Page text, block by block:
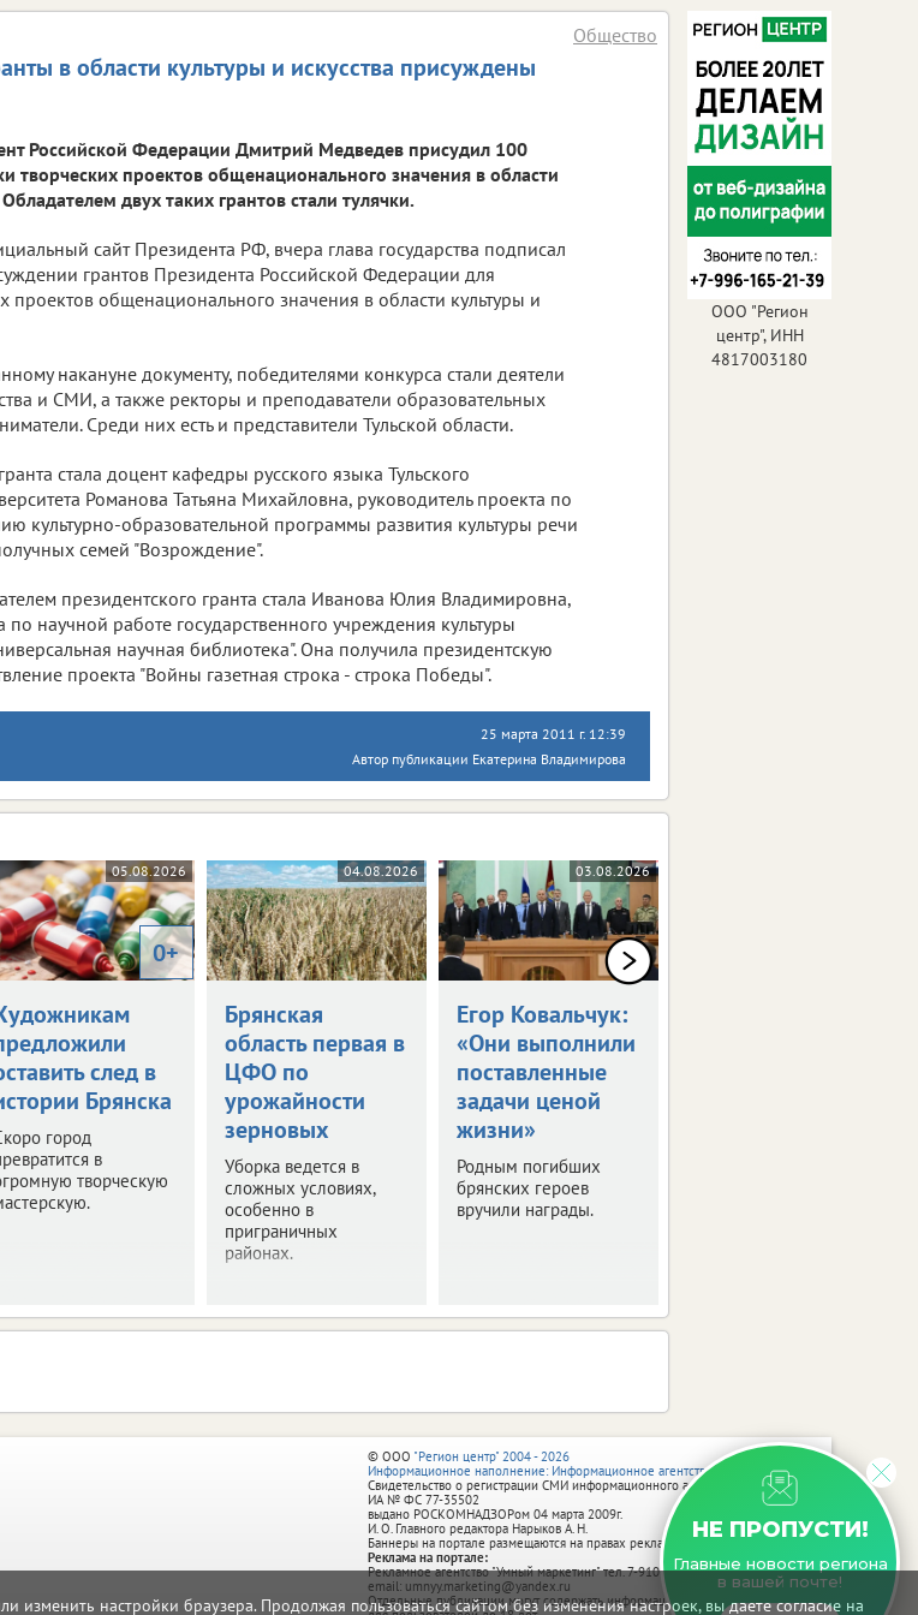
изменить настройки браузера. Продолжая пользоваться сайтом без изменения настроек, вы даете согласие на
в области культуры и искусства присуждены
Общество
Российской Федерации Дмитрий Медведев присудил 100
творческих проектов общенационального значения в области
двух таких грантов стали тулячки.
сайт Президента РФ, вчера глава государства подписал
грантов Президента Российской Федерации для
проектов общенационального значения в области культуры и
накануне документу, победителями конкурса стали деятели
и СМИ, а также ректоры и преподаватели образовательных
Среди них есть и представители Тульской области.
стала доцент кафедры русского языка Тульского
Романова Татьяна Михайловна, руководитель проекта по
культурно-образовательной программы развития культуры речи
семей "Возрождение".
президентского гранта стала Иванова Юлия Владимировна,
по научной работе государственного учреждения культуры
научная библиотека". Она получила президентскую
проекта "Войны газетная строка - строка Победы".
25 марта 2011 г. 12:39
Автор публикации Екатерина Владимирова
05.08.2026
0+
след в
Брянска
город
в
творческую
04.08.2026
Брянская
область первая в
ЦФО по
урожайности
зерновых
Уборка ведется в
сложных условиях,
особенно в
приграничных
районах.
03.08.2026
Егор Ковальчук:
«Они выполнили
поставленные
задачи ценой
жизни»
Родным погибших
брянских героев
вручили награды.
ООО "Регион
центр", ИНН
4817003180
НЕ ПРОПУСТИ!
Главные новости региона
в вашей почте!
© ООО "Регион центр" 2004 - 2026
Информационное наполнение: Информационное агентство vRossii.ru
Свидетельство о регистрации СМИ информационного агентства vRossii.ru
ИА № ФС 77‑35502
выдано РОСКОМНАДЗОРом 04 марта 2009г.
И. О. Главного редактора Нарыков А. Н.
Баннеры на портале размещаются на правах рекламы.
Реклама на портале:
Рекламное агентство "Умный маркетинг" тел. 7-910-267-70-40,
email: umnyy.marketing@yandex.ru
Отдельные публикации могут содержать информацию, не предназначенную